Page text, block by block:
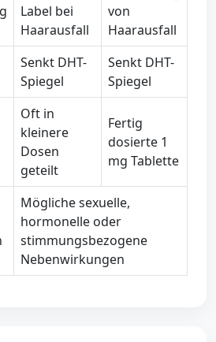
Label bei
Haarausfall
von
Haarausfall
Senkt DHT-
Spiegel
Senkt DHT-
Spiegel
Oft in
kleinere
Dosen
geteilt
Fertig
dosierte 1
mg Tablette
Mögliche sexuelle,
hormonelle oder
stimmungsbezogene
Nebenwirkungen